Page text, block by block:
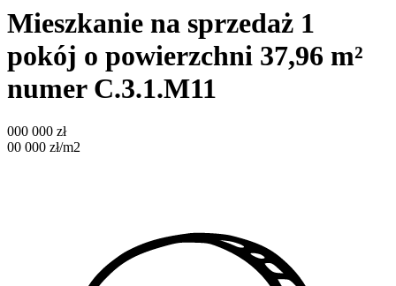
Mieszkanie na sprzedaż 1
pokój o powierzchni 37,96 m²
numer C.3.1.M11
000 000 zł
00 000 zł/m2